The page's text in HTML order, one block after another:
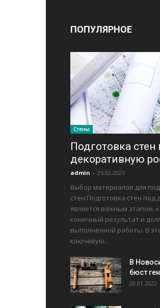
ПОПУЛЯРНОЕ
Стены
Подготовка стен
декоративную
admin - 25.02.2025
Выбор материалов для
стен.Подготовка стен
является важным этапом,
конечный результат и
выполненной работы. В
ключевую...
В
бюст
20.01.2022